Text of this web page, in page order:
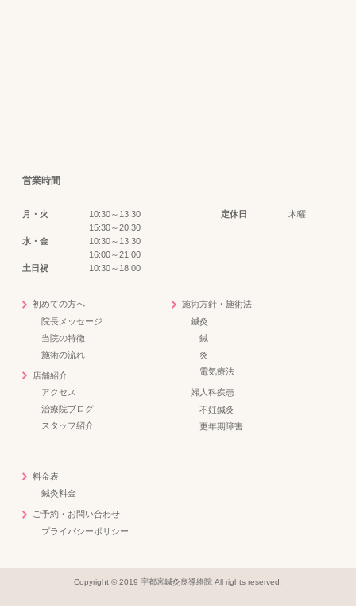
営業時間
月・火
10:30～13:30
15:30～20:30
定休日 木曜
水・金
10:30～13:30
16:00～21:00
土日祝
10:30～18:00
初めての方へ
院長メッセージ
当院の特徴
施術の流れ
店舗紹介
アクセス
治療院ブログ
スタッフ紹介
施術方針・施術法
鍼灸
鍼
灸
電気療法
婦人科疾患
不妊鍼灸
更年期障害
料金表
鍼灸料金
ご予約・お問い合わせ
プライバシーポリシー
Copyright © 2019 宇都宮鍼灸良導絡院 All rights reserved.